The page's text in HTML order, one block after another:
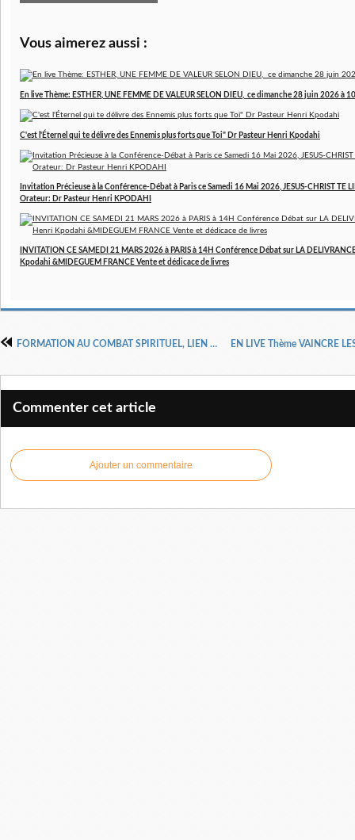
Vous aimerez aussi :
En live Thème: ESTHER, UNE FEMME DE VALEUR SELON DIEU, ce dimanche 28 juin 2026 à
C'est l'Éternel qui te délivre des Ennemis plus forts que Toi" Dr Pasteur Henri Kpodahi
Invitation Précieuse à la Conférence-Débat à Paris ce Samedi 16 Mai 2026, JESUS-CHRIST TE
Orateur: Dr Pasteur Henri KPODAHI
INVITATION CE SAMEDI 21 MARS 2026 à PARIS à 14H Conférence Débat sur LA
Kpodahi &MIDEGUEM FRANCE Vente et dédicace de livres
FORMATION AU COMBAT SPIRITUEL, LIEN SECURISÉ DE PAYEMENT EN LIGNE HELLO ASSO
Commenter cet article
Ajouter un commentaire